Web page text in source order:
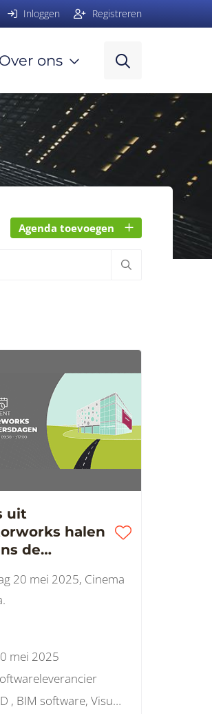
Agenda toevoegen
uit
halen
de
20 mei 2025, Cinema
mei 2025
3D , BIM software, Visualisatie
Inloggen Registreren
Over ons